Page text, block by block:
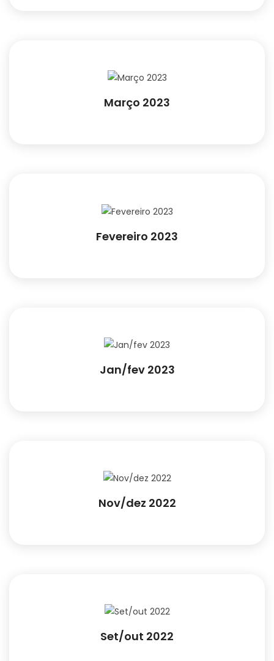
Março 2023
Fevereiro 2023
Jan/fev 2023
Nov/dez 2022
Set/out 2022